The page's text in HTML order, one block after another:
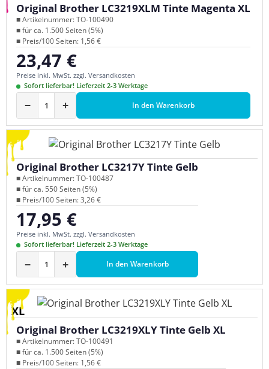
Original Brother LC3219XLM Tinte Magenta XL
■ Artikelnummer: TO-100490
■ für ca. 1.500 Seiten (5%)
■ Preis/100 Seiten: 1,56 €
Regulärer Preis:
23,47 €
Preise inkl. MwSt. zzgl. Versandkosten
Sofort lieferbar! Lieferzeit 2-3 Werktage
− + In den Warenkorb
Original Brother LC3217Y Tinte Gelb
■ Artikelnummer: TO-100487
■ für ca. 550 Seiten (5%)
■ Preis/100 Seiten: 3,26 €
Regulärer Preis:
17,95 €
Preise inkl. MwSt. zzgl. Versandkosten
Sofort lieferbar! Lieferzeit 2-3 Werktage
− + In den Warenkorb
XL
Original Brother LC3219XLY Tinte Gelb XL
■ Artikelnummer: TO-100491
■ für ca. 1.500 Seiten (5%)
■ Preis/100 Seiten: 1,56 €